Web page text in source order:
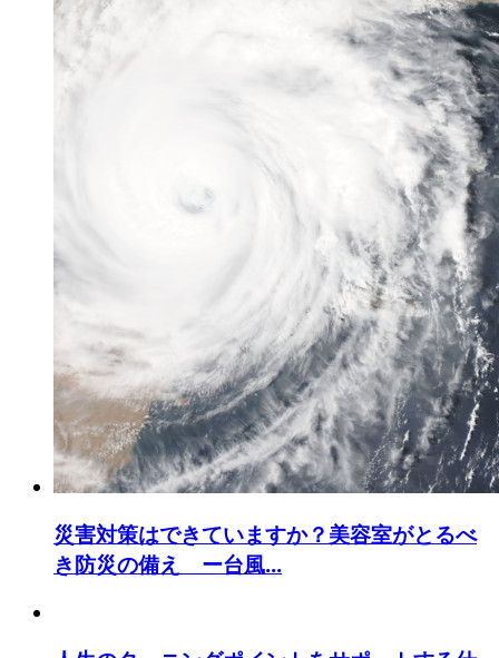
災害対策はできていますか？美容室がとるべ
き防災の備え ー台風...